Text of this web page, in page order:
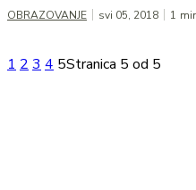
OBRAZOVANJE svi 05, 2018 1
1 2 3 4 5Stranica 5 od 5